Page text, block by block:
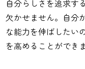
自分らしさを追求す
欠かせません。自分
な能力を伸ばしたい
を高めることができ